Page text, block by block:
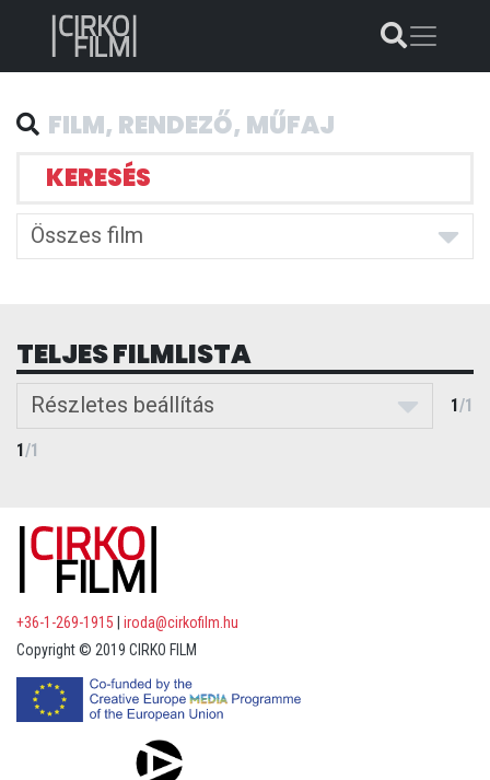
KERESÉS
Összes film
TELJES FILMLISTA
Részletes beállítás 1/1
1/1
+36-1-269-1915
iroda@cirkofilm.hu
Copyright © 2019 CIRKO FILM